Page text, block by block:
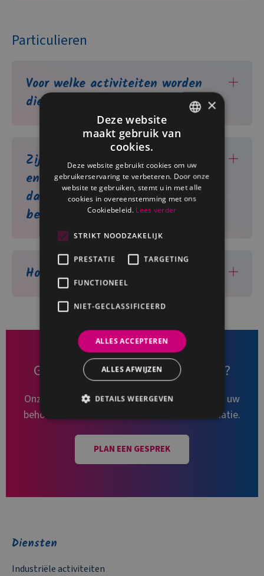
Particulieren
Voor welke activiteiten worden
dienstencheques aanvaard?
Zijn de prijzen van de producten
en diensten van het dorp hoger
dan die van conventionele
bedrijven?
Hoe plaats ik een bestelling?
Geïnteresseerd in onze diensten?
Onze diensten kunnen worden aangepast aan uw
behoeften. Contacteer ons voor meer informatie.
PLAN EEN GESPREK
Diensten
Industriële activiteiten
×
Deze website
maakt gebruik van
cookies.
Deze website gebruikt cookies om uw
gebruikerservaring te verbeteren. Door onze
website te gebruiken, stemt u in met alle
cookies in overeenstemming met ons
Cookiebeleid. Lees verder
STRIKT NOODZAKELIJK
PRESTATIE TARGETING
FUNCTIONEEL
NIET-GECLASSIFICEERD
ALLES ACCEPTEREN
ALLES AFWIJZEN
DETAILS WEERGEVEN